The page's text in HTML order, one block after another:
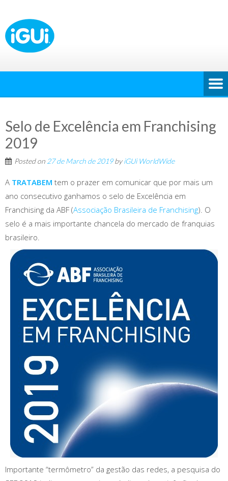
Selo de Excelência em Franchising
2019
Posted on 27 de March de 2019byiGUi WorldWide
A TRATABEM tem o prazer em comunicar que por mais um
ano consecutivo ganhamos o selo de Excelência em
Franchising da ABF (Associação Brasileira de Franchising). O
selo é a mais importante chancela do mercado de franquias
brasileiro.
Importante “termômetro” da gestão das redes, a pesquisa do